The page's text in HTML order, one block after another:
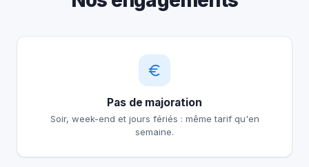
Pas de majoration
Soir, week-end et jours fériés : même tarif qu'en
semaine.